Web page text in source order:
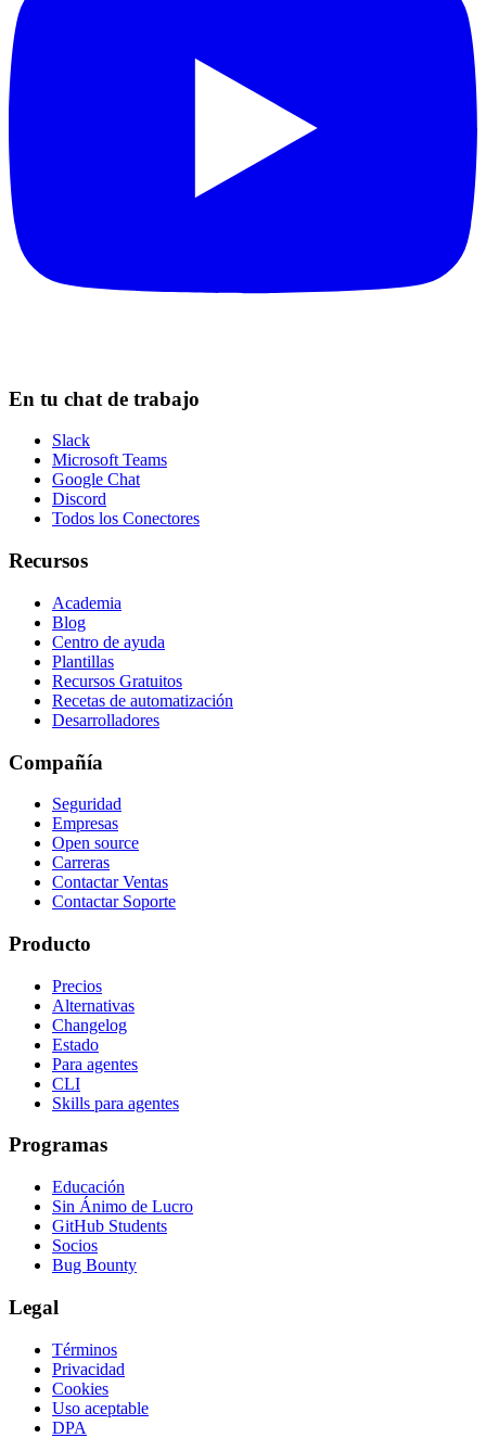
En tu chat de trabajo
Slack
Microsoft Teams
Google Chat
Discord
Todos los Conectores
Recursos
Academia
Blog
Centro de ayuda
Plantillas
Recursos Gratuitos
Recetas de automatización
Desarrolladores
Compañía
Seguridad
Empresas
Open source
Carreras
Contactar Ventas
Contactar Soporte
Producto
Precios
Alternativas
Changelog
Estado
Para agentes
CLI
Skills para agentes
Programas
Educación
Sin Ánimo de Lucro
GitHub Students
Socios
Bug Bounty
Legal
Términos
Privacidad
Cookies
Uso aceptable
DPA